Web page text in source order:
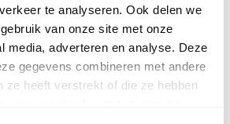
te analyseren. Ook delen we
van onze site met onze
media, adverteren en analyse. Deze
gegevens combineren met andere
ze heeft verstrekt of die ze hebben
afspraak en ik dacht weet je wat,
mee en ga daarna een poosje op